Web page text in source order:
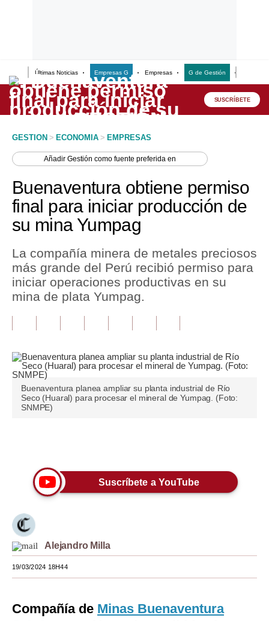
Últimas Noticias Empresas G Empresas G de Gestión
Lo último
Peru Quiosco
Economía
Mercados
Política
Tu Dinero
Finanzas Personales
Plus G
Opinión
Editorial
Tendencias
Viajes
Moda
Estilos
Mundo
SUSCRÍBETE
GESTION > ECONOMIA > EMPRESAS
AñadirGestión como fuente preferida en
Buenaventura obtiene permiso
final para iniciar producción de
su mina Yumpag
La compañía minera de metales preciosos
más grande del Perú recibió permiso para
iniciar operaciones productivas en su
mina de plata Yumpag.
Buenaventura planea ampliar su planta industrial de Río
Seco (Huaral) para procesar el mineral de Yumpag. (Foto:
SNMPE)
Suscríbete a YouTube
Alejandro Milla
19/03/2024 18H44
Compañía de Minas Buenaventura